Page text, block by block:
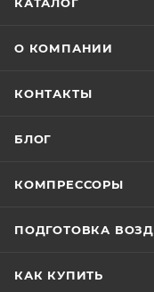
О КОМПАНИИ
КОНТАКТЫ
БЛОГ
КОМПРЕССОРЫ
ПОДГОТОВКА
КАК КУПИТЬ